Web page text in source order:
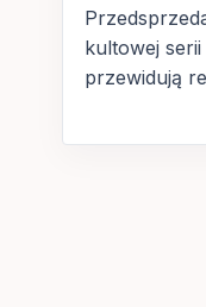
kultowej
przewidują